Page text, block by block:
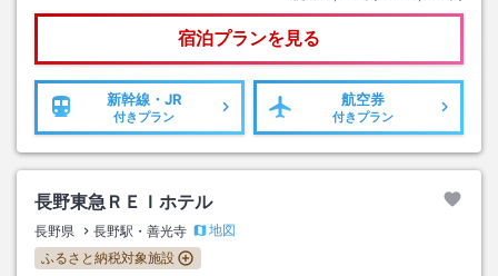
宿泊プランを見る
新幹線・JR
付きプラン
航空券
付きプラン
長野東急ＲＥＩホテル
長野県 長野駅・善光寺
地図
ふるさと納税対象施設